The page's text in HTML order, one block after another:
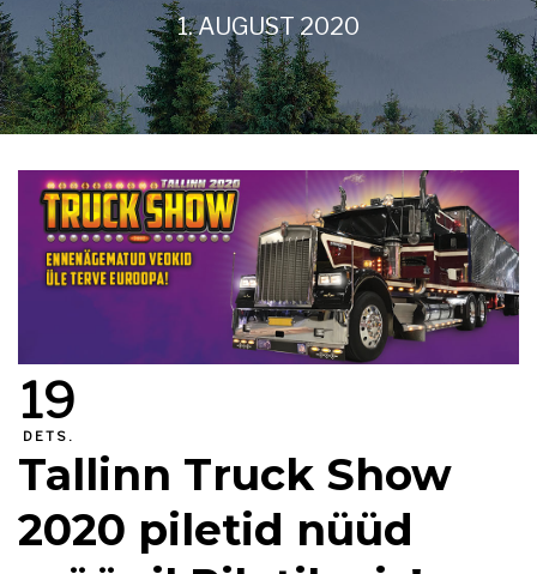
1. AUGUST 2020
19
DETS.
Tallinn Truck Show
2020 piletid nüüd